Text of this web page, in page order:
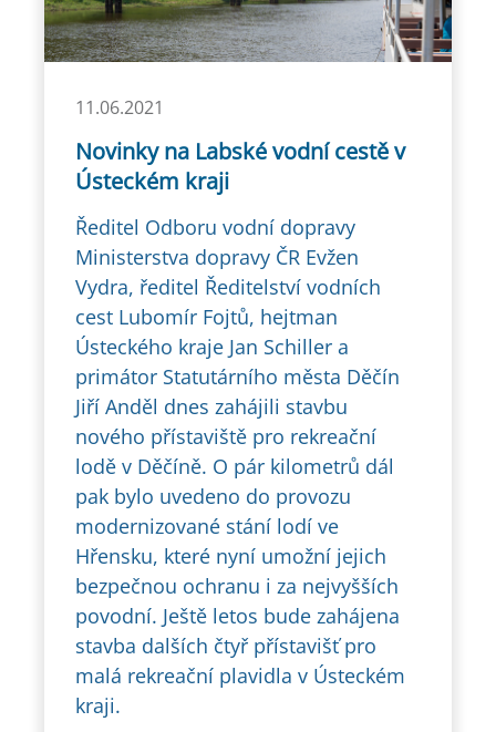
11.06.2021
Novinky na Labské vodní cestě v
Ústeckém kraji
Ředitel Odboru vodní dopravy
Ministerstva dopravy ČR Evžen
Vydra, ředitel Ředitelství vodních
cest Lubomír Fojtů, hejtman
Ústeckého kraje Jan Schiller a
primátor Statutárního města Děčín
Jiří Anděl dnes zahájili stavbu
nového přístaviště pro rekreační
lodě v Děčíně. O pár kilometrů dál
pak bylo uvedeno do provozu
modernizované stání lodí ve
Hřensku, které nyní umožní jejich
bezpečnou ochranu i za nejvyšších
povodní. Ještě letos bude zahájena
stavba dalších čtyř přístavišť pro
malá rekreační plavidla v Ústeckém
kraji.